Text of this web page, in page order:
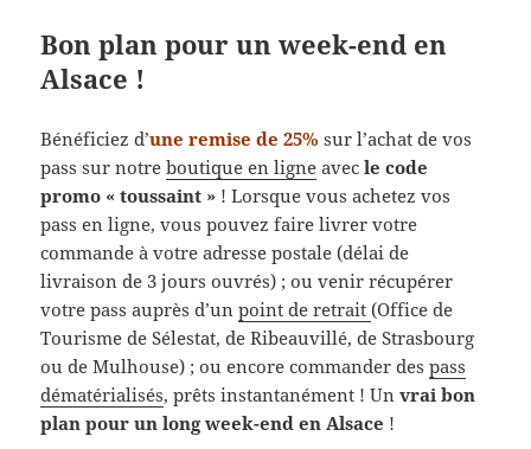
Bon plan pour un week-end en
Alsace !
Bénéficiez d’une remise de 25% sur l’achat de vos
pass sur notreboutique en ligne avec le code
promo « toussaint » ! Lorsque vous achetez vos
pass en ligne, vous pouvez faire livrer votre
commande à votre adresse postale (délai de
livraison de 3 jours ouvrés) ; ou venir récupérer
votre pass auprès d’unpoint de retrait(Office de
Tourisme de Sélestat, de Ribeauvillé, de Strasbourg
ou de Mulhouse) ; ou encore commander despass
dématérialisés, prêts instantanément ! Unvrai bon
plan pour un long week-end en Alsace !